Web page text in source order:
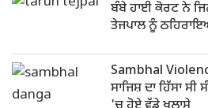
ਬੰਬੇ ਹਾਈ ਕੋਰਟ ਨੇ
ਤੇਜਪਾਲ ਨੂੰ
Sambhal
ਸਾਜਿਸ਼ ਦਾ ਹਿੱਸਾ